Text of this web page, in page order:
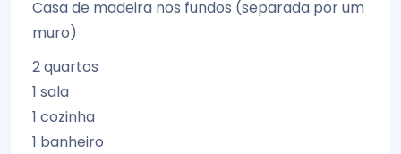
Casa de madeira nos fundos (separada por um
muro)
2 quartos
1 sala
1 cozinha
1 banheiro